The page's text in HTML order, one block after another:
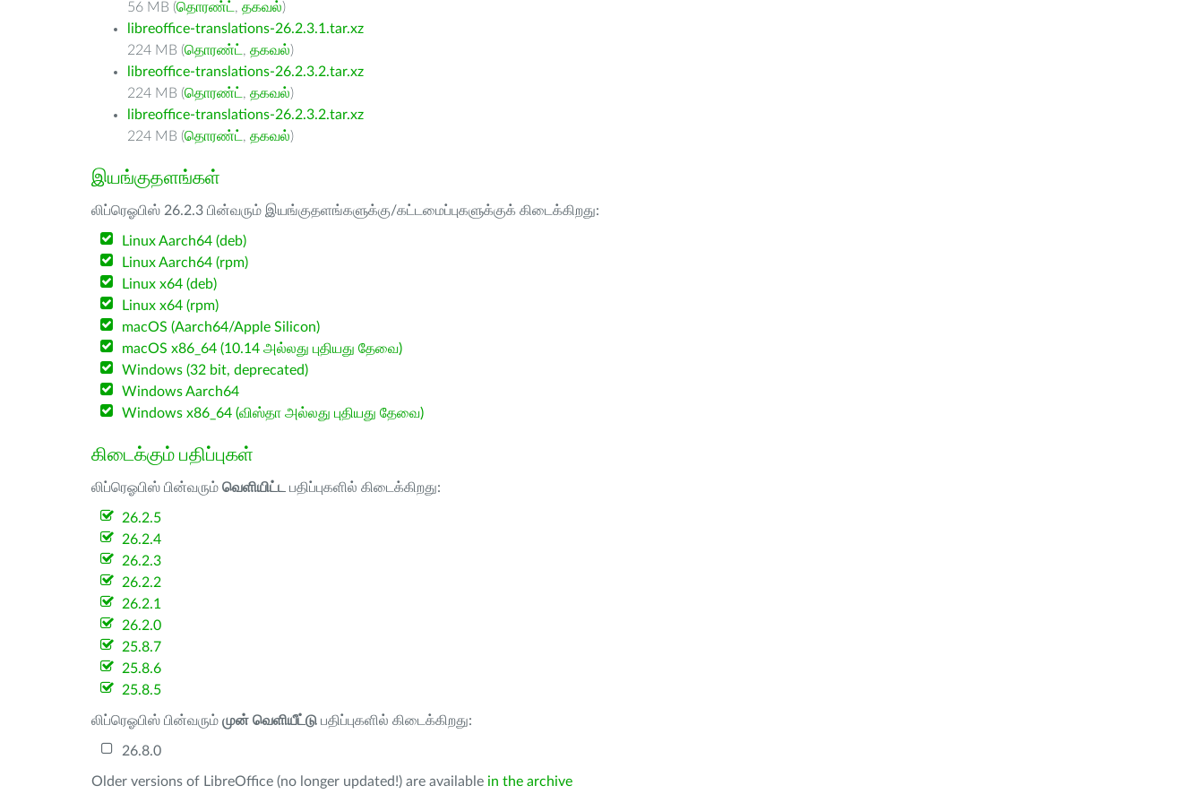
56 MB (தொரண்ட் , தகவல்)
libreoffice-translations-26.2.3.1.tar.xz
224 MB (தொரண்ட் , தகவல்)
libreoffice-translations-26.2.3.2.tar.xz
224 MB (தொரண்ட் , தகவல்)
libreoffice-translations-26.2.3.2.tar.xz
224 MB (தொரண்ட் , தகவல்)
இயங்குதளங்கள்
லிப்ரெஓபிஸ் 26.2.3 பின்வரும் இயங்குதளங்களுக்கு/கட்டமைப்புகளுக்குக் கிடைக்கிறது:
Linux Aarch64 (deb)
Linux Aarch64 (rpm)
Linux x64 (deb)
Linux x64 (rpm)
macOS (Aarch64/Apple Silicon)
macOS x86_64 (10.14 அல்லது புதியது தேவை)
Windows (32 bit, deprecated)
Windows Aarch64
Windows x86_64 (விஸ்தா அல்லது புதியது தேவை)
கிடைக்கும் பதிப்புகள்
லிப்ரெஓபிஸ் பின்வரும் வெளியிட்ட பதிப்புகளில் கிடைக்கிறது:
26.2.5
26.2.4
26.2.3
26.2.2
26.2.1
26.2.0
25.8.7
25.8.6
25.8.5
லிப்ரெஓபிஸ் பின்வரும் முன் வெளியீட்டு பதிப்புகளில் கிடைக்கிறது:
26.8.0
Older versions of LibreOffice (no longer updated!) are available in the archive